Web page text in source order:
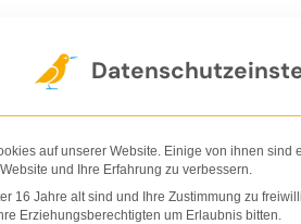
Der Verlag Shop
auf unserer Website. Einige von ihnen sind
und Ihre Erfahrung zu verbessern.
16 Jahre alt sind und Ihre Zustimmung zu
Erziehungsberechtigten um Erlaubnis bitten.